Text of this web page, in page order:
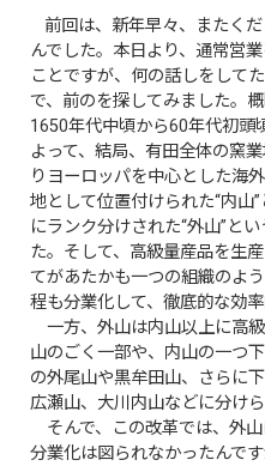
前回は、新年早々、またく
んでした。本日より、通常営
ことですが、何の話しをして
で、前のを探してみました。
1650年代中頃から60年代初頭
よって、結局、有田全体の窯
りヨーロッパを中心とした海
地として位置付けられた“内山
にランク分けされた“外山”と
た。そして、高級量産品を生
てがあたかも一つの組織のよ
程も分業化して、徹底的な効
一方、外山は内山以上に高
山のごく一部や、内山の一つ
の外尾山や黒牟田山、さらに
広瀬山、大川内山などに分け
そんで、この改革では、外
分業化は図られなかったんで